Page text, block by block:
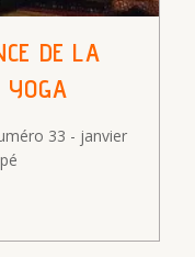
DE LA
33 - janvier